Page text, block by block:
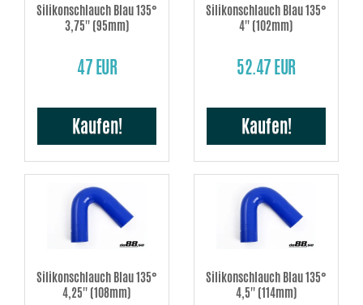
Silikonschlauch Blau 135°
3,75'' (95mm)
47 EUR
Kaufen!
Silikonschlauch Blau 135°
4'' (102mm)
52.47 EUR
Kaufen!
Silikonschlauch Blau 135°
4,25'' (108mm)
Silikonschlauch Blau 135°
4,5'' (114mm)